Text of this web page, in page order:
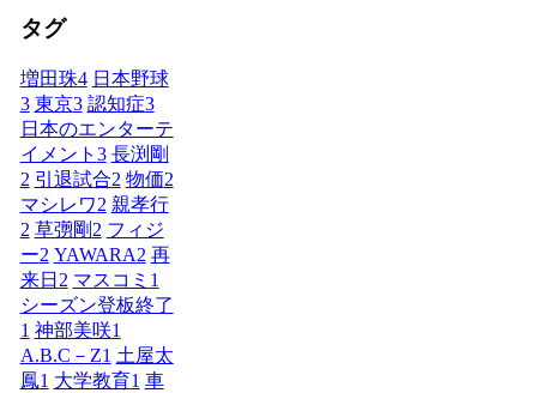
タグ
増田珠4 日本野球
3 東京3 認知症3
日本のエンターテ
イメント 3 長渕剛
2 引退試合2 物価2
マシレワ2 親孝行
2 草彅剛 2 フィジ
ー2 YAWARA2 再
来日 2 マスコミ 1
シーズン登板終了
1 神部美咲1
A.B.C－Z1 土屋太
鳳1 大学教育1 車